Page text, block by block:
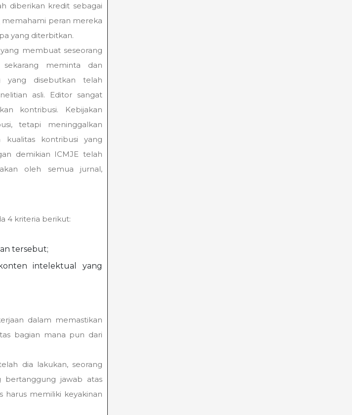
diberikan kredit sebagai
memahami peran mereka
yang diterbitkan.
membuat seseorang
meminta dan
yang disebutkan telah
asli. Editor sangat
kontribusi. Kebijakan
tetapi meninggalkan
kontribusi yang
demikian ICMJE telah
oleh semua jurnal,
4 kriteria berikut:
tersebut;
intelektual yang
dalam memastikan
bagian mana pun dari
dia lakukan, seorang
bertanggung jawab atas
harus memiliki keyakinan